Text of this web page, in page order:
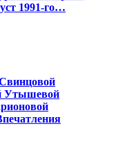
1991-го…
Утышевой